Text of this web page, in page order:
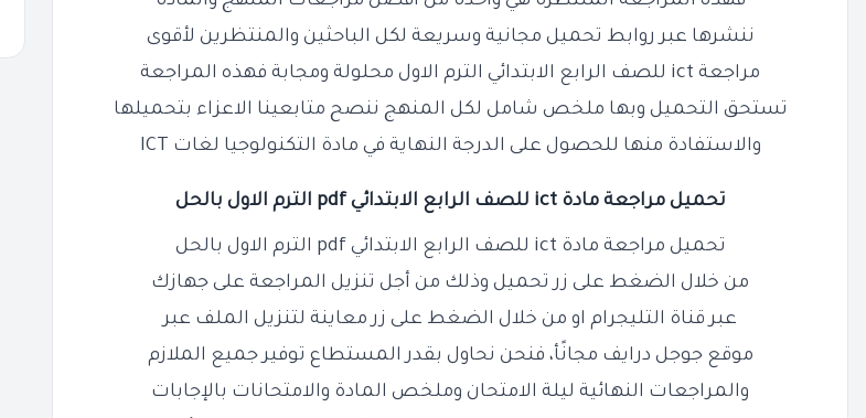
ننشرها عبر روابط تحميل مجانية وسريعة لكل الباحثين والمنتظرين لأقوى
مراجعة ict للصف الرابع الابتدائي الترم الاول محلولة ومجابة فهذه المراجعة
تستحق التحميل وبها ملخص شامل لكل المنهج ننصح متابعينا الاعزاء بتحميلها
والاستفادة منها للحصول على الدرجة النهاية في مادة التكنولوجيا لغات ICT
تحميل مراجعةمادة ict للصف الرابع الابتدائي pdf الترم الاول بالحل
تحميل مراجعة مادة ict للصف الرابع الابتدائي pdf الترم الاول بالحل
من خلال الضغط على زر تحميل وذلك من أجل تنزيل المراجعة على جهازك
عبر قناة التليجرام او من خلال الضغط على زر معاينة لتنزيل الملف عبر
موقع جوجل درايف مجانًأ، فنحن نحاول بقدر المستطاع توفير جميع الملازم
والمراجعات النهائية ليلة الامتحان وملخص المادة والامتحانات بالإجابات